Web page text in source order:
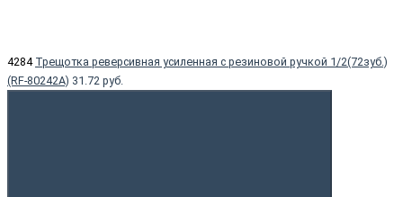
4284 Трещотка реверсивная усиленная с резиновой ручкой 1/2(72зуб.)
(RF-80242A) 31.72 руб.